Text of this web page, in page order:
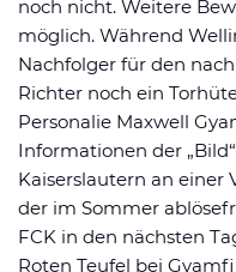
noch nicht. Weitere
möglich. Während
Nachfolger für den
Richter noch ein
Personalie Maxwell
Informationen der
Kaiserslautern an einer
der im Sommer
FCK in den nächsten
Roten Teufel bei